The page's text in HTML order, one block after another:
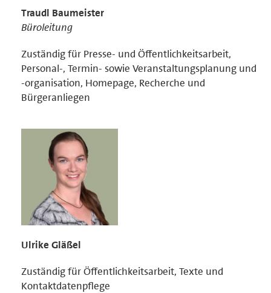
Traudl Baumeister
Büroleitung
Zuständig für Presse- und Öffentlichkeitsarbeit,
Personal-, Termin- sowie Veranstaltungsplanung und
-organisation, Homepage, Recherche und
Bürgeranliegen
Ulrike Gläßel
Zuständig für Öffentlichkeitsarbeit, Texte und
Kontaktdatenpflege